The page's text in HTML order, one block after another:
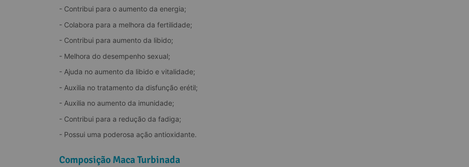
- Contribui para o aumento da energia;
- Colabora para a melhora da fertilidade;
- Contribui para aumento da libido;
- Melhora do desempenho sexual;
- Ajuda no aumento da libido e vitalidade;
- Auxilia no tratamento da disfunção erétil;
- Auxilia no aumento da imunidade;
- Contribui para a redução da fadiga;
- Possui uma poderosa ação antioxidante.
Composição Maca Turbinada